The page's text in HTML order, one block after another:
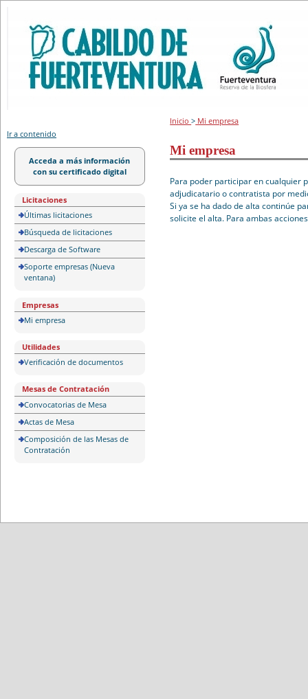
Ir a contenido
Acceda a más información
con su certificado digital
Licitaciones
Últimas licitaciones
Búsqueda de licitaciones
Descarga de Software
Soporte empresas (Nueva
ventana)
Empresas
Mi empresa
Utilidades
Verificación de documentos
Mesas de Contratación
Convocatorias de Mesa
Actas de Mesa
Composición de las Mesas de
Contratación
Inicio> Mi empresa
Mi empresa
Para poder participar en cualquier
adjudicatario o contratista por
Si ya se ha dado de alta continúe
solicite el alta. Para ambas